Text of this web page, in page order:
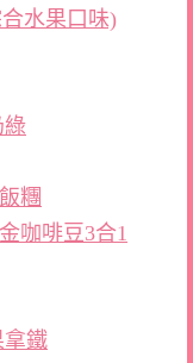
水果口味)
綠
糰
咖啡豆3合1
拿鐵